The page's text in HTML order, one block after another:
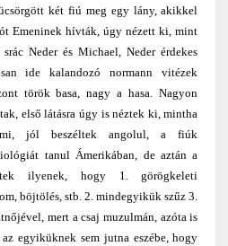
két fiú meg egy lány, akikkel
Emeninek hívták, úgy nézett ki, mint
Neder és Michael, Neder érdekes
ide kalandozó normann vitézek
török basa, nagy a hasa. Nagyon
első látásra úgy is néztek ki, mintha
jól beszéltek angolul, a fiúk
tanul Ámerikában, de aztán a
ilyenek, hogy 1. görögkeleti
böjtölés, stb. 2. mindegyikük szűz 3.
mert a csaj muzulmán, azóta is
egyiküknek sem jutna eszébe, hogy